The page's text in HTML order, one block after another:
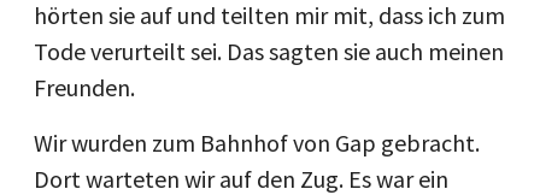
hörten sie auf und teilten mir mit, dass ich zum
Tode verurteilt sei. Das sagten sie auch meinen
Freunden.
Wir wurden zum Bahnhof von Gap gebracht.
Dort warteten wir auf den Zug. Es war ein